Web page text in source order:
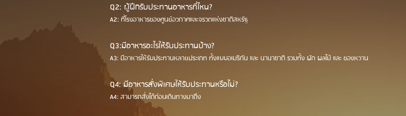
Q2: ผู้ฝึกรับประทานอาหารที่ไหน?
A2: ที่โรงอาหารของศูนย์อวกาศและจรวดแห่งชาติสหรัฐ
Q3:มีอาหารอะไรให้รับประทานบ้าง?
A3: มีอาหารให้รับประทานหลายประเภท ทั้งแบบอเมริกัน และ นานาชาติ รวมทั้ง ผัก ผลไม้ และ ของหวาน
Q4: มีอาหารสั่งพิเศษให้รับประทานหรือไม่?
A4: สามารถสั่งได้ก่อนเดินทางมาถึง